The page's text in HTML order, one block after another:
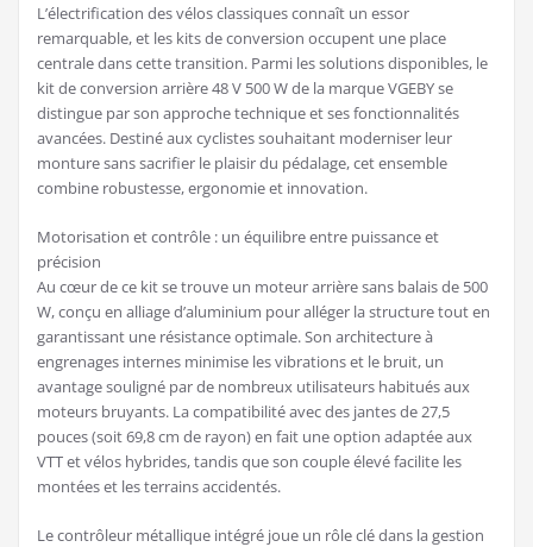
L’électrification des vélos classiques connaît un essor
remarquable, et les kits de conversion occupent une place
centrale dans cette transition. Parmi les solutions disponibles, le
kit de conversion arrière 48 V 500 W de la marque VGEBY se
distingue par son approche technique et ses fonctionnalités
avancées. Destiné aux cyclistes souhaitant moderniser leur
monture sans sacrifier le plaisir du pédalage, cet ensemble
combine robustesse, ergonomie et innovation.
Motorisation et contrôle : un équilibre entre puissance et
précision
Au cœur de ce kit se trouve un moteur arrière sans balais de 500
W, conçu en alliage d’aluminium pour alléger la structure tout en
garantissant une résistance optimale. Son architecture à
engrenages internes minimise les vibrations et le bruit, un
avantage souligné par de nombreux utilisateurs habitués aux
moteurs bruyants. La compatibilité avec des jantes de 27,5
pouces (soit 69,8 cm de rayon) en fait une option adaptée aux
VTT et vélos hybrides, tandis que son couple élevé facilite les
montées et les terrains accidentés.
Le contrôleur métallique intégré joue un rôle clé dans la gestion